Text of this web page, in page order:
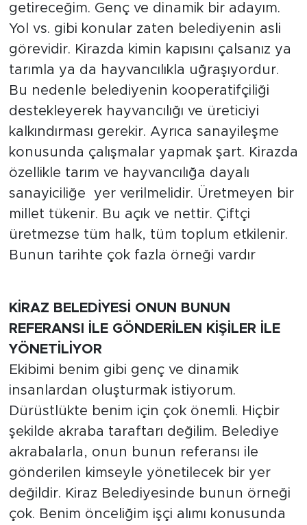
getireceğim. Genç ve dinamik bir adayım.
Yol vs. gibi konular zaten belediyenin asli
görevidir. Kirazda kimin kapısını çalsanız ya
tarımla ya da hayvancılıkla uğraşıyordur.
Bu nedenle belediyenin kooperatifçiliği
destekleyerek hayvancılığı ve üreticiyi
kalkındırması gerekir. Ayrıca sanayileşme
konusunda çalışmalar yapmak şart. Kirazda
özellikle tarım ve hayvancılığa dayalı
sanayiciliğe yer verilmelidir. Üretmeyen bir
millet tükenir. Bu açık ve nettir. Çiftçi
üretmezse tüm halk, tüm toplum etkilenir.
Bunun tarihte çok fazla örneği vardır
KİRAZ BELEDİYESİ ONUN BUNUN
REFERANSI İLE GÖNDERİLEN KİŞİLER İLE
YÖNETİLİYOR
Ekibimi benim gibi genç ve dinamik
insanlardan oluşturmak istiyorum.
Dürüstlükte benim için çok önemli. Hiçbir
şekilde akraba taraftarı değilim. Belediye
akrabalarla, onun bunun referansı ile
gönderilen kimseyle yönetilecek bir yer
değildir. Kiraz Belediyesinde bunun örneği
çok. Benim önceliğim işçi alımı konusunda